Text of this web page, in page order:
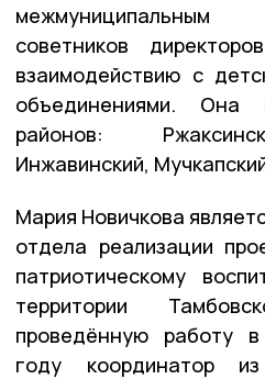
советников
взаимодействию с
объединениями. Она
районов:
Инжавинский,
Мария Новичкова
отдела реализации
патриотическому
территории
проведённую работу
году координатор